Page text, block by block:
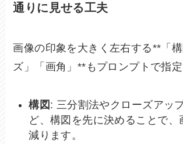
通りに見せる工夫
画像の印象を大きく左右する**「
ズ」「画角」**もプロンプトで指定
構図 : 三分割法やクローズアッ
ど、構図を先に決めることで、
減ります。